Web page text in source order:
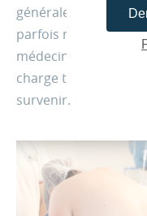
générale en cas
parfois nécessaires
médecin
charge toutes les
survenir.